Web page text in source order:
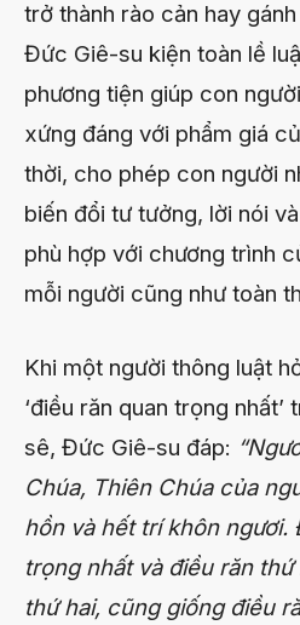
trở thành rào cản hay
Đức Giê-su kiện toàn lề
phương tiện giúp con
xứng đáng với phẩm giá
thời, cho phép con người
biến đổi tư tưởng, lời nói
phù hợp với chương trình
mỗi người cũng như toàn
Khi một người thông luật
‘điều răn quan trọng
sê, Đức Giê-su đáp:
Chúa, Thiên Chúa của
hồn và hết trí khôn ngươi.
trọng nhất và điều răn
thứ hai, cũng giống điều